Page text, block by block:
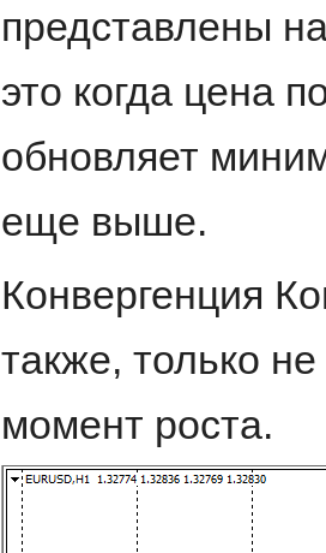
представлены
это когда цена
обновляет
еще выше.
Конвергенция
также, только
момент роста.